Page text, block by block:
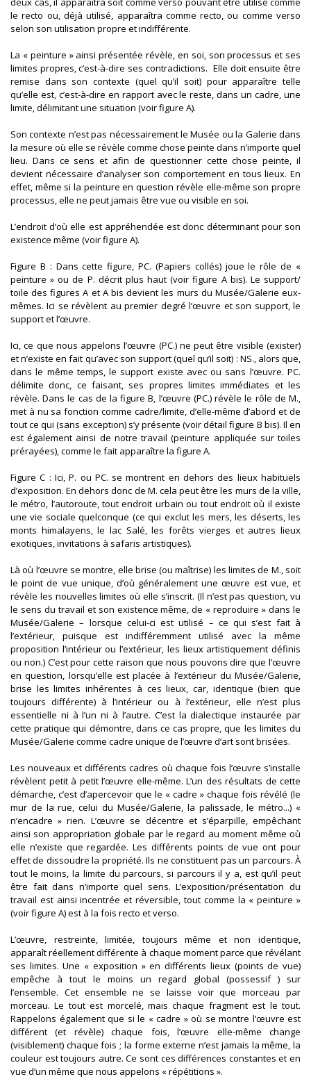
le recto ou, déjà utilisé, apparaîtra comme recto, ou comme verso
selon son utilisation propre et indifférente.
La « peinture » ainsi présentée révèle, en soi, son processus et ses
limites propres, c’est-à-dire ses contradictions. Elle doit ensuite être
remise dans son contexte (quel qu’il soit) pour apparaître telle
qu’elle est, c’est-à-dire en rapport avec le reste, dans un cadre, une
limite, délimitant une situation (voir figure A).
Son contexte n’est pas nécessairement le Musée ou la Galerie dans
la mesure où elle se révèle comme chose peinte dans n’importe quel
lieu. Dans ce sens et afin de questionner cette chose peinte, il
devient nécessaire d’analyser son comportement en tous lieux. En
effet, même si la peinture en question révèle elle-même son propre
processus, elle ne peut jamais être vue ou visible en soi.
L’endroit d’où elle est appréhendée est donc déterminant pour son
existence même (voir figure A).
Figure B : Dans cette figure, PC. (Papiers collés) joue le rôle de «
peinture » ou de P. décrit plus haut (voir figure A bis). Le support/
toile des figures A et A bis devient les murs du Musée/Galerie eux-
mêmes. Ici se révèlent au premier degré l’œuvre et son support, le
support et l’œuvre.
Ici, ce que nous appelons l’œuvre (PC.) ne peut être visible (exister)
et n’existe en fait qu’avec son support (quel qu’il soit) : NS., alors que,
dans le même temps, le support existe avec ou sans l’œuvre. PC.
délimite donc, ce faisant, ses propres limites immédiates et les
révèle. Dans le cas de la figure B, l’œuvre (PC.) révèle le rôle de M.,
met à nu sa fonction comme cadre/limite, d’elle-même d’abord et de
tout ce qui (sans exception) s’y présente (voir détail figure B bis). Il en
est également ainsi de notre travail (peinture appliquée sur toiles
prérayées), comme le fait apparaître la figure A.
Figure C : Ici, P. ou PC. se montrent en dehors des lieux habituels
d’exposition. En dehors donc de M. cela peut être les murs de la ville,
le métro, l’autoroute, tout endroit urbain ou tout endroit où il existe
une vie sociale quelconque (ce qui exclut les mers, les déserts, les
monts himalayens, le lac Salé, les forêts vierges et autres lieux
exotiques, invitations à safaris artistiques).
Là où l’œuvre se montre, elle brise (ou maîtrise) les limites de M., soit
le point de vue unique, d’où généralement une œuvre est vue, et
révèle les nouvelles limites où elle s’inscrit. (Il n’est pas question, vu
le sens du travail et son existence même, de « reproduire » dans le
Musée/Galerie – lorsque celui-ci est utilisé – ce qui s’est fait à
l’extérieur, puisque est indifféremment utilisé avec la même
proposition l’intérieur ou l’extérieur, les lieux artistiquement définis
ou non.) C’est pour cette raison que nous pouvons dire que l’œuvre
en question, lorsqu’elle est placée à l’extérieur du Musée/Galerie,
brise les limites inhérentes à ces lieux, car, identique (bien que
toujours différente) à l’intérieur ou à l’extérieur, elle n’est plus
essentielle ni à l’un ni à l’autre. C’est la dialectique instaurée par
cette pratique qui démontre, dans ce cas propre, que les limites du
Musée/Galerie comme cadre unique de l’œuvre d’art sont brisées.
Les nouveaux et différents cadres où chaque fois l’œuvre s’installe
révèlent petit à petit l’œuvre elle-même. L’un des résultats de cette
démarche, c’est d’apercevoir que le « cadre » chaque fois révélé (le
mur de la rue, celui du Musée/Galerie, la palissade, le métro...) «
n’encadre » rien. L’œuvre se décentre et s’éparpille, empêchant
ainsi son appropriation globale par le regard au moment même où
elle n’existe que regardée. Les différents points de vue ont pour
effet de dissoudre la propriété. Ils ne constituent pas un parcours. À
tout le moins, la limite du parcours, si parcours il y a, est qu’il peut
être fait dans n’importe quel sens. L’exposition/présentation du
travail est ainsi incentrée et réversible, tout comme la « peinture »
(voir figure A) est à la fois recto et verso.
L’œuvre, restreinte, limitée, toujours même et non identique,
apparaît réellement différente à chaque moment parce que révélant
ses limites. Une « exposition » en différents lieux (points de vue)
empêche à tout le moins un regard global (possessif ) sur
l’ensemble. Cet ensemble ne se laisse voir que morceau par
morceau. Le tout est morcelé, mais chaque fragment est le tout.
Rappelons également que si le « cadre » où se montre l’œuvre est
différent (et révèle) chaque fois, l’œuvre elle-même change
(visiblement) chaque fois ; la forme externe n’est jamais la même, la
couleur est toujours autre. Ce sont ces différences constantes et en
vue d’un même que nous appelons « répétitions ».